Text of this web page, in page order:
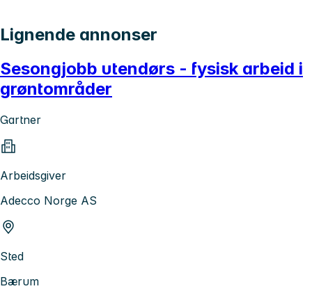
Lignende annonser
Sesongjobb utendørs - fysisk arbeid i
grøntområder
Gartner
Arbeidsgiver
Adecco Norge AS
Sted
Bærum